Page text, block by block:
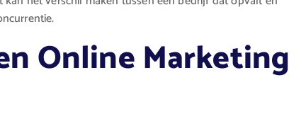
Online Marketing